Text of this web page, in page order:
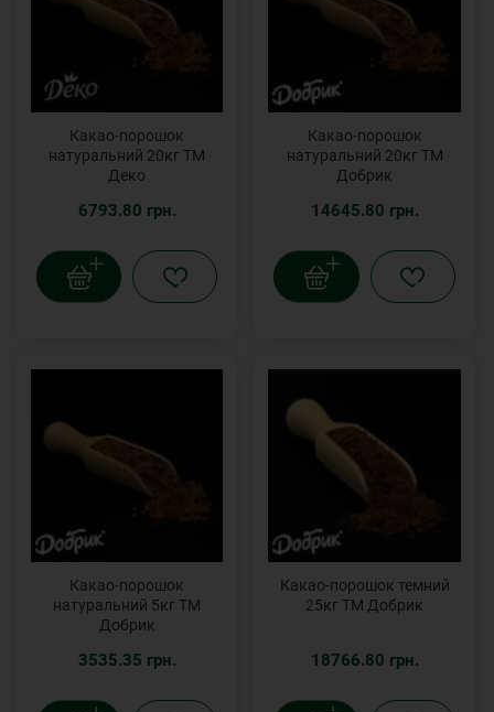
Какао-порошок
натуральний 20кг ТМ
Деко
6793.80 грн.
Какао-порошок
натуральний 20кг ТМ
Добрик
14645.80 грн.
Какао-порошок
натуральний 5кг ТМ
Добрик
3535.35 грн.
Какао-порошок темний
25кг ТМ Добрик
18766.80 грн.